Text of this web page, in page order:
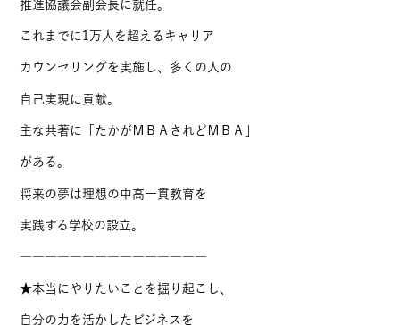
推進協議会副会長に就任。
これまでに1万人を超えるキャリア
カウンセリングを実施し、多くの人の
自己実現に貢献。
主な共著に「たかがＭＢＡされどＭＢＡ」
がある。
将来の夢は理想の中高一貫教育を
実践する学校の設立。
―――――――――――――――
★本当にやりたいことを掘り起こし、
自分の力を活かしたビジネスを